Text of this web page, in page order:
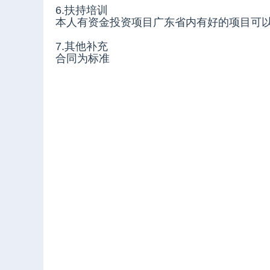
6.扶持培训
本人有资金投资项目广东省内有好的项目可
7.其他补充
合同为标准